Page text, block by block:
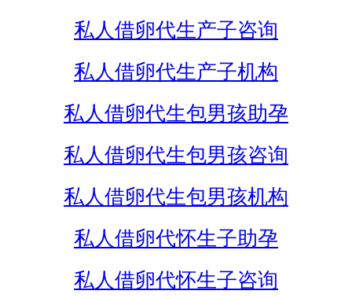
私人借卵代生产子咨询
私人借卵代生产子机构
私人借卵代生包男孩助孕
私人借卵代生包男孩咨询
私人借卵代生包男孩机构
私人借卵代怀生子助孕
私人借卵代怀生子咨询